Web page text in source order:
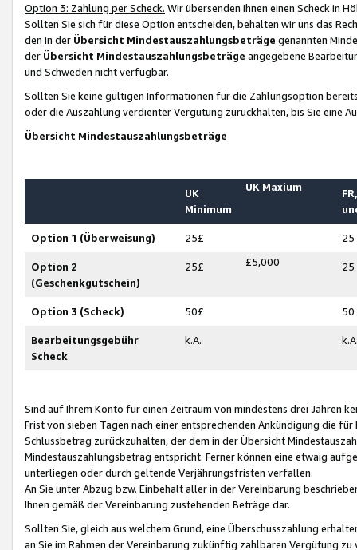
Option 3: Zahlung per Scheck. Wir übersenden Ihnen einen Scheck in
Sollten Sie sich für diese Option entscheiden, behalten wir uns das
den in der Übersicht Mindestauszahlungsbeträge genannten
der Übersicht Mindestauszahlungsbeträge angegebene
und Schweden nicht verfügbar.
Sollten Sie keine gültigen Informationen für die Zahlungsoption
oder die Auszahlung verdienter Vergütung zurückhalten, bis Sie
Übersicht Mindestauszahlungsbeträge
UK
Minimum
UK Maxium
Option 1 (Überweisung) 25£ 25
Option 2
(Geschenkgutschein)
25£ £5,000 25
Option 3 (Scheck) 50£ 50
Bearbeitungsgebühr
Scheck
k.A.
Sind auf Ihrem Konto für einen Zeitraum von mindestens drei Jahren
Frist von sieben Tagen nach einer entsprechenden Ankündigung die
Schlussbetrag zurückzuhalten, der dem in der Übersicht
Mindestauszahlungsbetrag entspricht. Ferner können eine etwaig
unterliegen oder durch geltende Verjährungsfristen verfallen.
An Sie unter Abzug bzw. Einbehalt aller in der Vereinbarung
Ihnen gemäß der Vereinbarung zustehenden Beträge dar.
Sollten Sie, gleich aus welchem Grund, eine Überschusszahlung
an Sie im Rahmen der Vereinbarung zukünftig zahlbaren Vergütung zu